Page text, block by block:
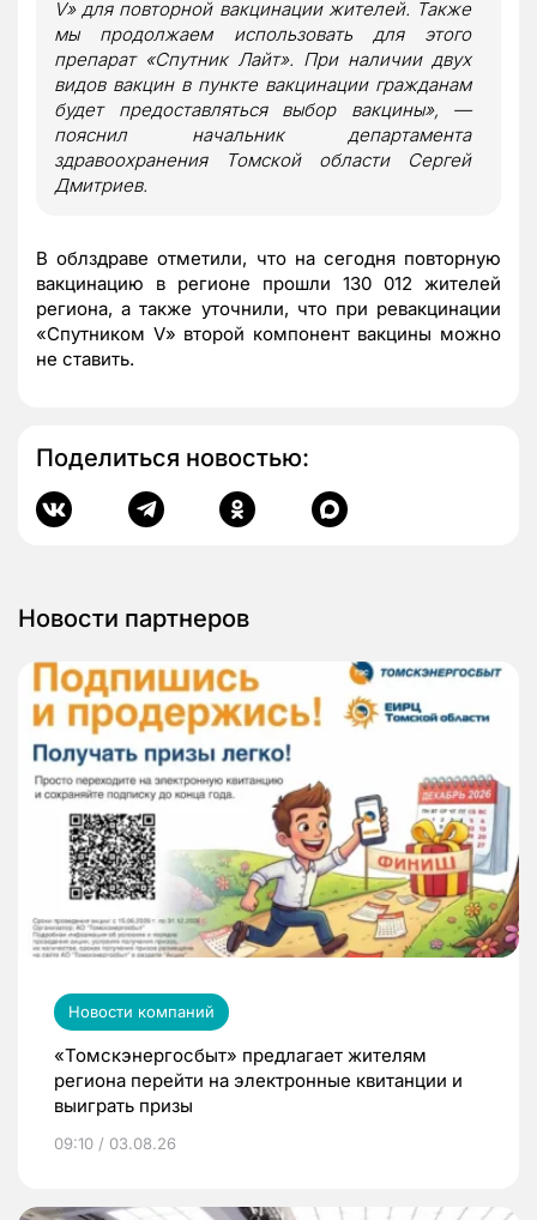
V» для повторной вакцинации жителей. Также
мы продолжаем использовать для этого
препарат «Спутник Лайт». При наличии двух
видов вакцин в пункте вакцинации гражданам
будет предоставляться выбор вакцины», —
пояснил начальник департамента
здравоохранения Томской области Сергей
Дмитриев.
В облздраве отметили, что на сегодня повторную
вакцинацию в регионе прошли 130 012 жителей
региона, а также уточнили, что при ревакцинации
«Спутником V» второй компонент вакцины можно
не ставить.
Поделиться новостью:
Новости партнеров
Новости компаний
«Томскэнергосбыт» предлагает жителям
региона перейти на электронные квитанции и
выиграть призы
09:10 / 03.08.26